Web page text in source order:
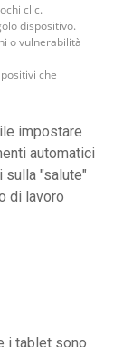
clic.
dispositivo.
o vulnerabilità
che
impostare
automatici
"salute"
di lavoro
i tablet sono